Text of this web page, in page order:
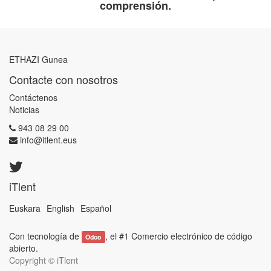
comprensión.
ETHAZI Gunea
Contacte con nosotros
Contáctenos
Noticias
943 08 29 00
info@itlent.eus
iTlent
Euskara English Español
Con tecnología de Odoo , el #1 Comercio electrónico de código
abierto.
Copyright © iTlent